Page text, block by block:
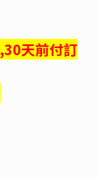
天前付訂